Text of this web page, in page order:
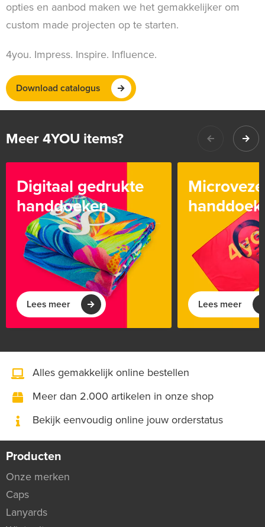
opties en aanbod maken we het gemakkelijker om
custom made projecten op te starten.
4you. Impress. Inspire. Influence.
Download catalogus
Meer 4YOU items?
Digitaal gedrukte
handdoeken
Lees meer Lees meer
Alles gemakkelijk online bestellen
Meer dan 2.000 artikelen in onze shop
Bekijk eenvoudig online jouw orderstatus
Producten
Onze merken
Caps
Lanyards